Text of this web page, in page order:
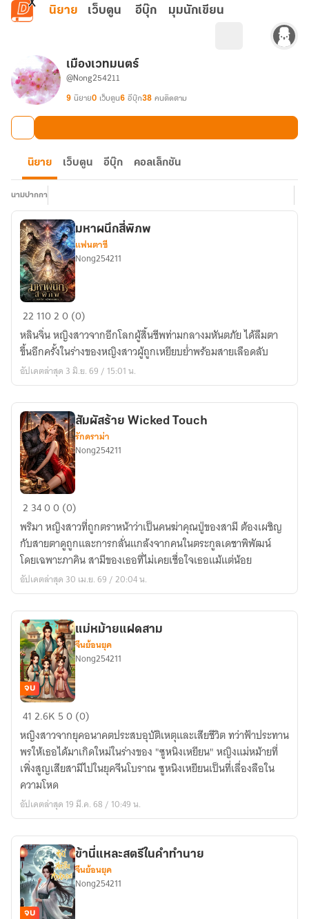
ข้ามไปยังเนื้อหาหลัก
นิยาย เว็บตูน อีบุ๊ก มุมนักเขียน
เมืองเวทมนตร์
@Nong254211
9 นิยาย0 เว็บตูน6 อีบุ๊ก38 คนติดตาม
นิยาย เว็บตูน อีบุ๊ก คอลเล็กชัน
นามปากกา
มหา
ผนึก
สี่
พิภพ
มหาผนึกสี่พิภพ
แฟนตาซี
Nong254211
22 11020 (0)
หลินจิ่น หญิงสาวจากอีกโลกผู้สิ้นชีพท่ามกลางมหันตภัย ได้ลืมตา
ขึ้นอีกครั้งในร่างของหญิงสาวผู้ถูกเหยียบย่ำพร้อมสายเลือดลับ
อัปเดตล่าสุด 3 มิ.ย. 69 / 15:01 น.
สัมผัส
ร้าย
Wicked
Touch
สัมผัสร้าย Wicked Touch
รักดราม่า
Nong254211
2 3400 (0)
พริมา หญิงสาวที่ถูกตราหน้าว่าเป็นคนฆ่าคุณปู่ของสามี ต้องเผชิญ
กับสายตาดูถูกและการกลั่นแกล้งจากคนในตระกูลเดชาพิพัฒน์
โดยเฉพาะภาคิน สามีของเธอที่ไม่เคยเชื่อใจเธอแม้แต่น้อย
อัปเดตล่าสุด 30 เม.ย. 69 / 20:04 น.
แม่หม้าย
แฝด
สาม
จบ
แม่หม้ายแฝดสาม
จีนย้อนยุค
Nong254211
412.6K 50 (0)
หญิงสาวจากยุคอนาคตประสบอุบัติเหตุและเสียชีวิต ทว่าฟ้าประทาน
พรให้เธอได้มาเกิดใหม่ในร่างของ "ซูหนิงเหยียน" หญิงแม่หม้ายที่
เพิ่งสูญเสียสามีไปในยุคจีนโบราณ ซูหนิงเหยียนเป็นที่เลื่องลือใน
ความโหด
อัปเดตล่าสุด 19 มี.ค. 68 / 10:49 น.
จบ
ข้านี่แหละสตรีในคำทำนาย
จีนย้อนยุค
Nong254211